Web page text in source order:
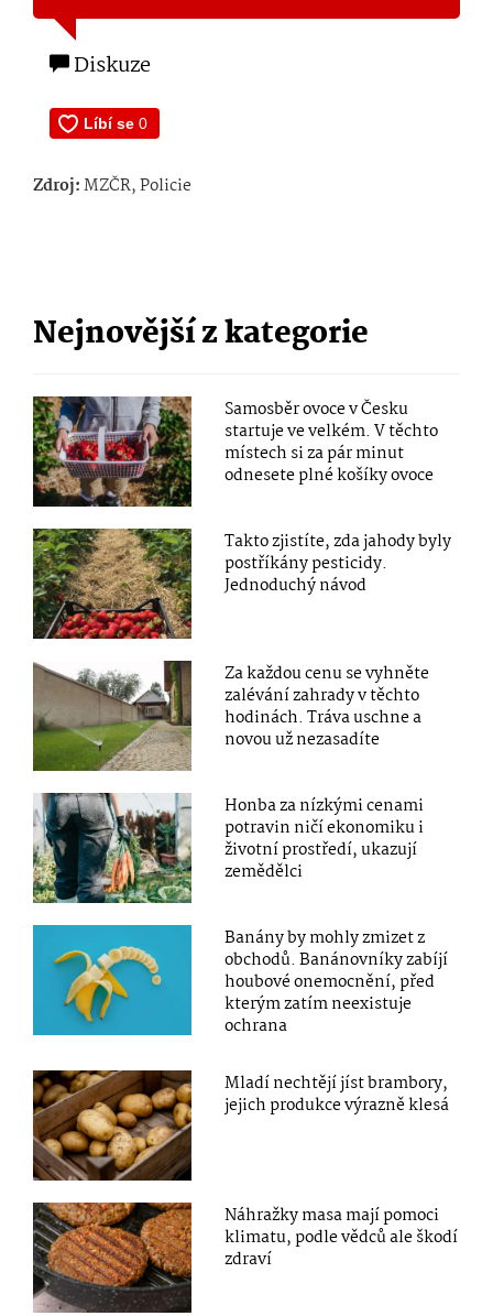
Diskuze
Zdroj:MZČR, Policie
Nejnovější z kategorie
Samosběr ovoce v Česku
startuje ve velkém. V těchto
místech si za pár minut
odnesete plné košíky ovoce
Takto zjistíte, zda jahody byly
postříkány pesticidy.
Jednoduchý návod
Za každou cenu se vyhněte
zalévání zahrady v těchto
hodinách. Tráva uschne a
novou už nezasadíte
Honba za nízkými cenami
potravin ničí ekonomiku i
životní prostředí, ukazují
zemědělci
Banány by mohly zmizet z
obchodů. Banánovníky zabíjí
houbové onemocnění, před
kterým zatím neexistuje
ochrana
Mladí nechtějí jíst brambory,
jejich produkce výrazně klesá
Náhražky masa mají pomoci
klimatu, podle vědců ale škodí
zdraví